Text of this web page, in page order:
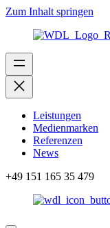
Zum Inhalt springen
Leistungen
Medienmarken
Referenzen
News
+49 151 165 35 479